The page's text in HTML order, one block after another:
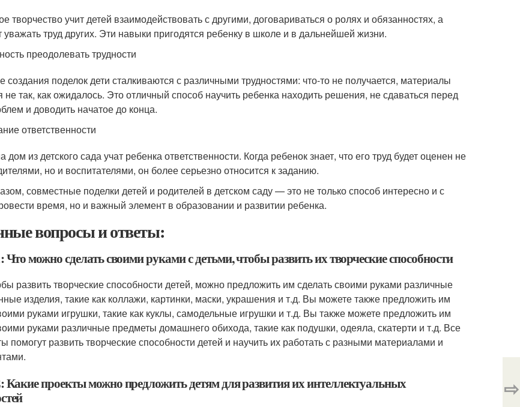
творчество учит детей взаимодействовать с другими, договариваться о ролях и обязанностях, а
уважать труд других. Эти навыки пригодятся ребенку в школе и в дальнейшей жизни.
преодолевать трудности
создания поделок дети сталкиваются с различными трудностями: что-то не получается, материалы
не так, как ожидалось. Это отличный способ научить ребенка находить решения, не сдаваться перед
и доводить начатое до конца.
ответственности
дом из детского сада учат ребенка ответственности. Когда ребенок знает, что его труд будет оценен не
но и воспитателями, он более серьезно относится к заданию.
совместные поделки детей и родителей в детском саду — это не только способ интересно и с
время, но и важный элемент в образовании и развитии ребенка.
вопросы и ответы:
Что можно сделать своими руками с детьми, чтобы развить их творческие способности
развить творческие способности детей, можно предложить им сделать своими руками различные
изделия, такие как коллажи, картинки, маски, украшения и т.д. Вы можете также предложить им
руками игрушки, такие как куклы, самодельные игрушки и т.д. Вы также можете предложить им
руками различные предметы домашнего обихода, такие как подушки, одеяла, скатерти и т.д. Все
помогут развить творческие способности детей и научить их работать с разными материалами и
Какие проекты можно предложить детям для развития их интеллектуальных
⇨